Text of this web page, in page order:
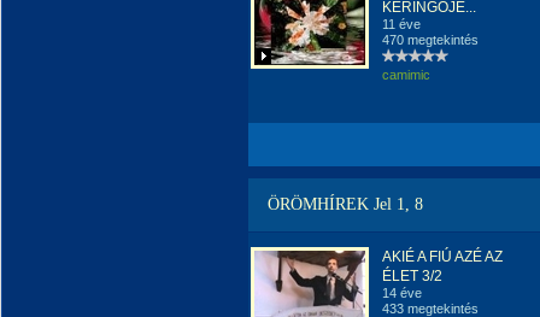
KERINGŐJE...
11 éve
470 megtekintés
camimic
ÖRÖMHÍREK Jel 1, 8
AKIÉ A FIÚ AZÉ AZ
ÉLET 3/2
14 éve
433 megtekintés